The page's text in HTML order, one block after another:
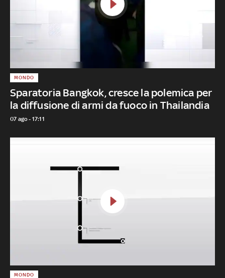
Sparatoria Bangkok, cresce la polemica per
la diffusione di armi da fuoco in Thailandia
MONDO
07 ago - 17:11
MONDO